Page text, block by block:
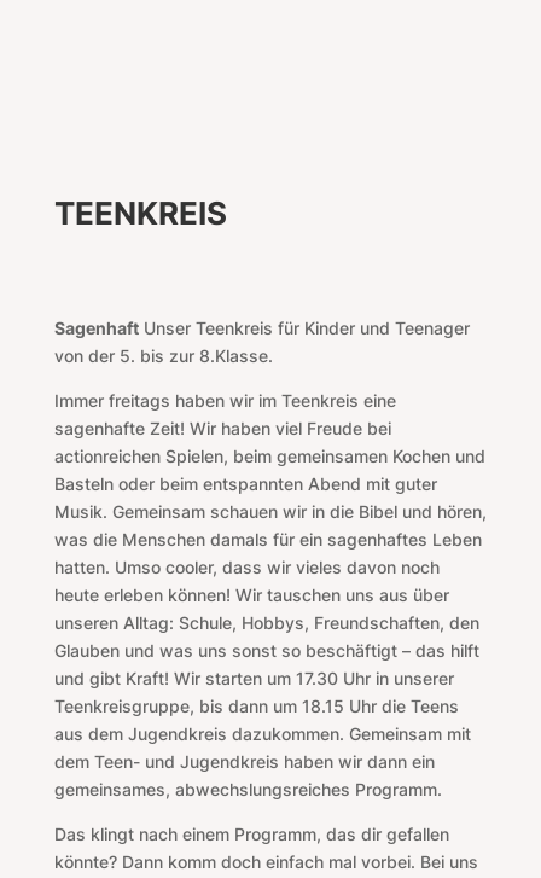
TEENKREIS
SagenhaftUnser Teenkreis für Kinder und Teenager
von der 5. bis zur 8.Klasse.
Immer freitags haben wir im Teenkreis eine
sagenhafte Zeit! Wir haben viel Freude bei
actionreichen Spielen, beim gemeinsamen Kochen und
Basteln oder beim entspannten Abend mit guter
Musik. Gemeinsam schauen wir in die Bibel und hören,
was die Menschen damals für ein sagenhaftes Leben
hatten. Umso cooler, dass wir vieles davon noch
heute erleben können! Wir tauschen uns aus über
unseren Alltag: Schule, Hobbys, Freundschaften, den
Glauben und was uns sonst so beschäftigt – das hilft
und gibt Kraft! Wir starten um 17.30 Uhr in unserer
Teenkreisgruppe, bis dann um 18.15 Uhr die Teens
aus dem Jugendkreis dazukommen. Gemeinsam mit
dem Teen- und Jugendkreis haben wir dann ein
gemeinsames, abwechslungsreiches Programm.
Das klingt nach einem Programm, das dir gefallen
könnte? Dann komm doch einfach mal vorbei. Bei uns